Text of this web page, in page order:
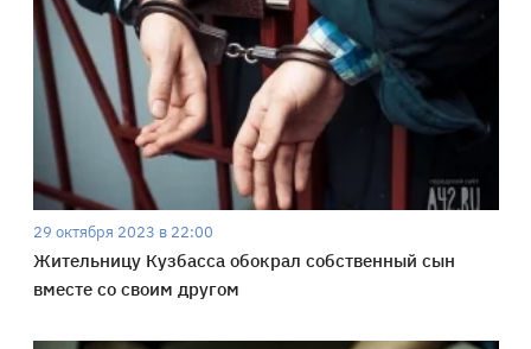
29 октября 2023 в 22:00
Жительницу Кузбасса обокрал собственный сын
вместе со своим другом